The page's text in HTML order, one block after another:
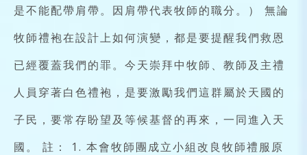
是不能配帶肩帶。因肩帶代表牧師的職分。） 無論
牧師禮袍在設計上如何演變，都是要提醒我們救恩
已經覆蓋我們的罪。今天崇拜中牧師、教師及主禮
人員穿著白色禮袍，是要激勵我們這群屬於天國的
子民，要常存盼望及等候基督的再來，一同進入天
國。 註： 1. 本會牧師團成立小組改良牧師禮服原